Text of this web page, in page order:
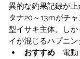
異的な釣果記録が
タナ20～13mがチ
型イサキ主体。し
イが混じるハプニン
おすすめ 電動